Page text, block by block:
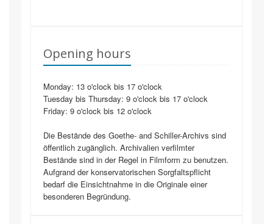
Opening hours
Monday: 13 o'clock bis 17 o'clock
Tuesday bis Thursday: 9 o'clock bis 17 o'clock
Friday: 9 o'clock bis 12 o'clock
Die Bestände des Goethe- and Schiller-Archivs sind
öffentlich zugänglich. Archivalien verfilmter
Bestände sind in der Regel in Filmform zu benutzen.
Aufgrand der konservatorischen Sorgfaltspflicht
bedarf die Einsichtnahme in die Originale einer
besonderen Begründung.